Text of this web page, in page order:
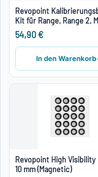
Revopoint
Kit für Range, Range 2,
54,90 €
In den Warenkorb
Revopoint High Visibility
10 mm (Magnetic)